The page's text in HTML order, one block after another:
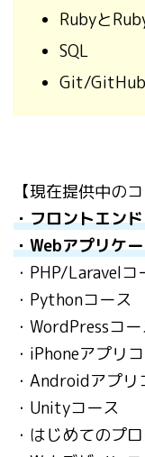
Rubyと
SQL
Git/GitHub
【現在提供中のコ
・フロントエン
・Webアプリケ
・PHP/Laravelコ
・Pythonコース
・WordPressコー
・iPhoneアプリ
・Androidアプリ
・Unityコース
・はじめてのプ